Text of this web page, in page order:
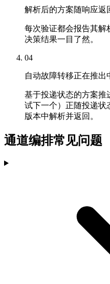
解析后的方案随响应返
每次验证都会报告其解
决策结果一目了然。
04
自动故障转移正在推出
基于投递状态的方案推
试下一个）正随投递状
版本中解析并返回。
通道编排常见问题